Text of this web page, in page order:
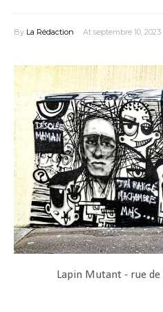
By La Rédaction At septembre 10, 2023
Lapin Mutant - rue